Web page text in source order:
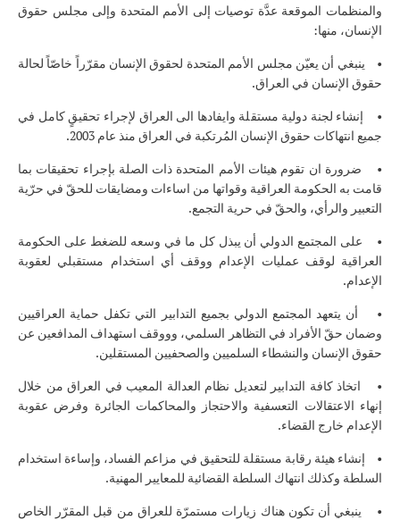
والمنظمات الموقعة عدَّة توصيات إلى الأمم المتحدة وإلى مجلس حقوق
الإنسان، منها:
• ينبغي أن يعيّن مجلس الأمم المتحدة لحقوق الإنسان مقرّراً خاصّاً لحالة
حقوق الإنسان في العراق.
• إنشاء لجنة دولية مستقلة وايفادها الى العراق لإجراء تحقيقٍ كامل في
جميع انتهاكات حقوق الإنسان المُرتكبة في العراق منذ عام 2003.
• ضرورة ان تقوم هيئات الأمم المتحدة ذات الصلة بإجراء تحقيقات بما
قامت به الحكومة العراقية وقواتها من اساءات ومضايقات للحقّ في حرّية
التعبير والرأي، والحقّ في حرية التجمع.
• على المجتمع الدولي أن يبذل كل ما في وسعه للضغط على الحكومة
العراقية لوقف عمليات الإعدام ووقف أي استخدام مستقبلي لعقوبة
الإعدام.
• أن يتعهد المجتمع الدولي بجميع التدابير التي تكفل حماية العراقيين
وضمان حقّ الأفراد في التظاهر السلمي، وووقف استهداف المدافعين عن
حقوق الإنسان والنشطاء السلميين والصحفيين المستقلين.
• اتخاذ كافة التدابير لتعديل نظام العدالة المعيب في العراق من خلال
إنهاء الاعتقالات التعسفية والاحتجاز والمحاكمات الجائرة وفرض عقوبة
الإعدام خارج القضاء.
• إنشاء هيئة رقابة مستقلة للتحقيق في مزاعم الفساد، وإساءة استخدام
السلطة وكذلك انتهاك السلطة القضائية للمعايير المهنية.
• ينبغي أن تكون هناك زيارات مستمرّة للعراق من قبل المقرّر الخاص